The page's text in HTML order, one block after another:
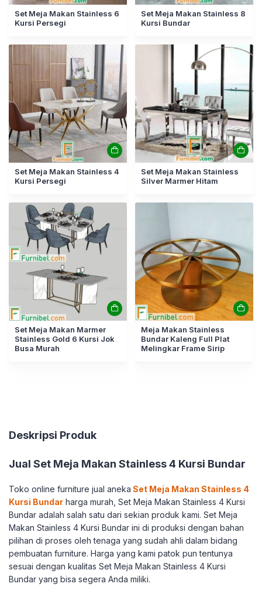
Set Meja Makan Stainless 6
Kursi Persegi
Set Meja Makan Stainless 8
Kursi Bundar
Set Meja Makan Stainless 4
Kursi Persegi
Set Meja Makan Stainless
Silver Marmer Hitam
Set Meja Makan Marmer
Stainless Gold 6 Kursi Jok
Busa Murah
Meja Makan Stainless
Bundar Kaleng Full Plat
Melingkar Frame Sirip
Deskripsi Produk
Jual Set Meja Makan Stainless 4 Kursi Bundar
Toko online furniture jual aneka Set Meja Makan Stainless 4
Kursi Bundar harga murah, Set Meja Makan Stainless 4 Kursi
Bundar adalah salah satu dari sekian produk kami. Set Meja
Makan Stainless 4 Kursi Bundar ini di produksi dengan bahan
pilihan di proses oleh tenaga yang sudah ahli dalam bidang
pembuatan furniture. Harga yang kami patok pun tentunya
sesuai dengan kualitas Set Meja Makan Stainless 4 Kursi
Bundar yang bisa segera Anda miliki.